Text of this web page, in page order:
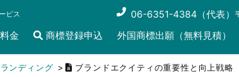
ビス 06-6351-4384（代表）
金 商標登録申込 外国商標出願（無料見積）
ンディング ブランドエクイティの重要性と向上戦略